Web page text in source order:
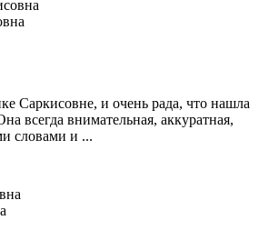
Саркисовне, и очень рада, что нашла
всегда внимательная, аккуратная,
словами и ...